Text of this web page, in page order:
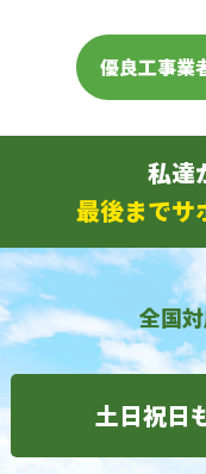
優良工事業
私達
最後までサ
全国
土日祝日